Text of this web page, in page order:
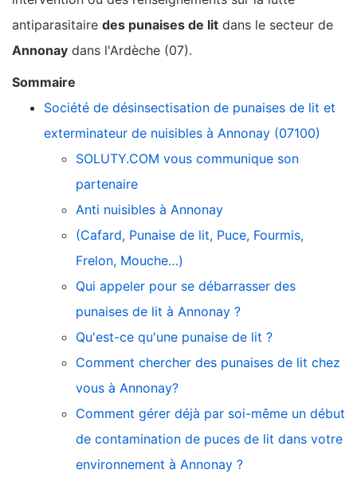
antiparasitaire des punaises de lit dans le secteur de
Annonay dans l'Ardèche (07).
Sommaire
Société de désinsectisation de punaises de lit et
exterminateur de nuisibles à Annonay (07100)
SOLUTY.COM vous communique son
partenaire
Anti nuisibles à Annonay
(Cafard, Punaise de lit, Puce, Fourmis,
Frelon, Mouche…)
Qui appeler pour se débarrasser des
punaises de lit à Annonay ?
Qu'est-ce qu'une punaise de lit ?
Comment chercher des punaises de lit chez
vous à Annonay?
Comment gérer déjà par soi-même un début
de contamination de puces de lit dans votre
environnement à Annonay ?